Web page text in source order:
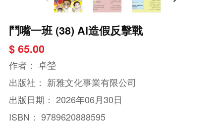
鬥嘴一班 (38) AI造假反擊戰
$ 65.00
作者： 卓瑩
出版社： 新雅文化事業有限公司
出版日期： 2026年06月30日
ISBN： 9789620888595